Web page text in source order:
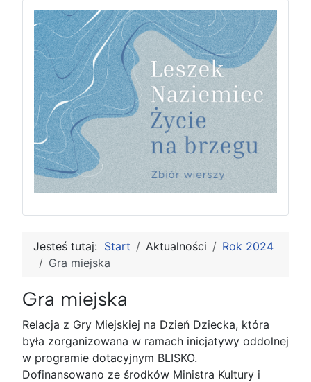
Jesteś tutaj: Start Aktualności
Rok 2024
Gra miejska
Gra miejska
Relacja z Gry Miejskiej na Dzień Dziecka, która
była zorganizowana w ramach inicjatywy oddolnej
w programie dotacyjnym BLISKO.
Dofinansowano ze środków Ministra Kultury i